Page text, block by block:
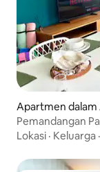
Apartmen dalam
Pemandangan
Whitsundays
Lokasi · Keluarga ·